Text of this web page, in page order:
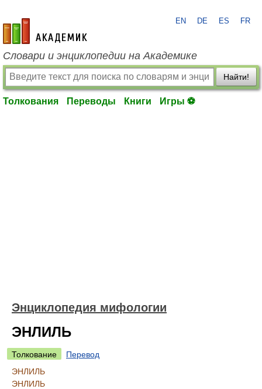
academic.ru
EN DE ES FR
Словари и энциклопедии на Академике
Найти!
Толкования Переводы Книги Игры ⚽
Энциклопедия мифологии
ЭНЛИЛЬ
Толкование
Перевод
ЭНЛИЛЬ
ЭНЛИЛЬ